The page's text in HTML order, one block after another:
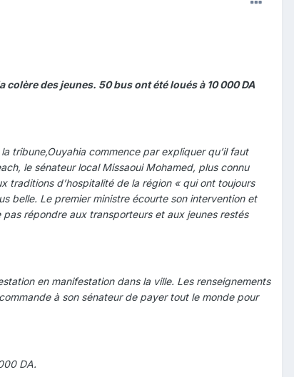
colère des jeunes. 50 bus ont été loués à 10 000 DA
tribune,Ouyahia commence par expliquer qu’il faut
le sénateur local Missaoui Mohamed, plus connu
traditions d’hospitalité de la région « qui ont toujours
belle. Le premier ministre écourte son intervention et
répondre aux transporteurs et aux jeunes restés
en manifestation dans la ville. Les renseignements
à son sénateur de payer tout le monde pour
DA.